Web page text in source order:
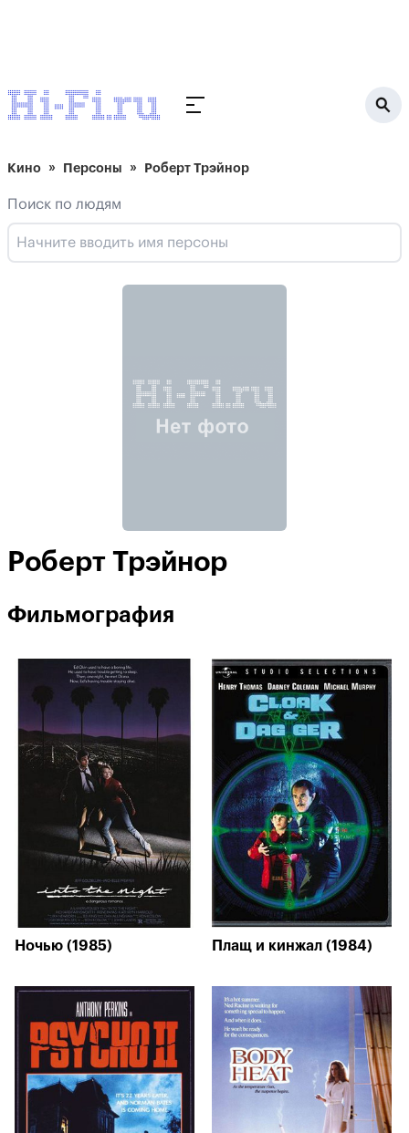
Кино Персоны Роберт Трэйнор
Поиск по людям
Роберт Трэйнор
Фильмография
Ночью (1985) Плащ и кинжал (1984)